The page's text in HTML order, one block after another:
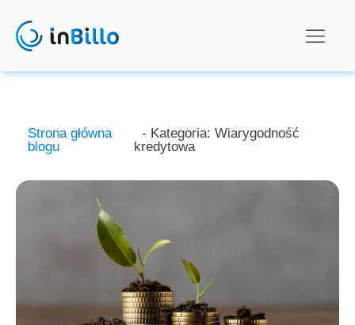
Strona główna
blogu
- Kategoria:Wiarygodność
kredytowa